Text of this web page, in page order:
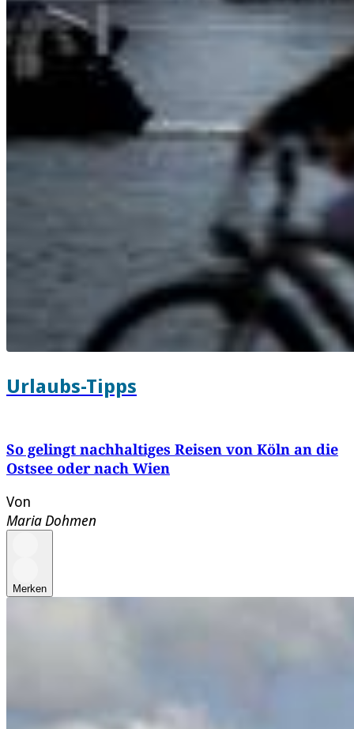
Urlaubs-Tipps
So gelingt nachhaltiges Reisen von Köln an die
Ostsee oder nach Wien
Von
Maria Dohmen
Merken